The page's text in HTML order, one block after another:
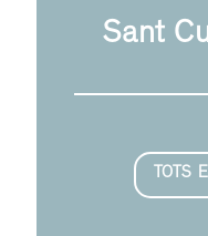
Sant
TOTS